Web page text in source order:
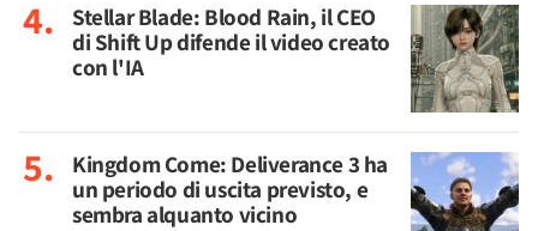
Stellar Blade: Blood Rain, il CEO
di Shift Up difende il video creato
con l'IA
Kingdom Come: Deliverance 3 ha
un periodo di uscita previsto, e
sembra alquanto vicino